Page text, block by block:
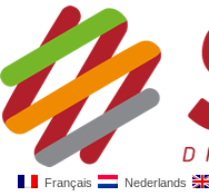
Français Nederlands